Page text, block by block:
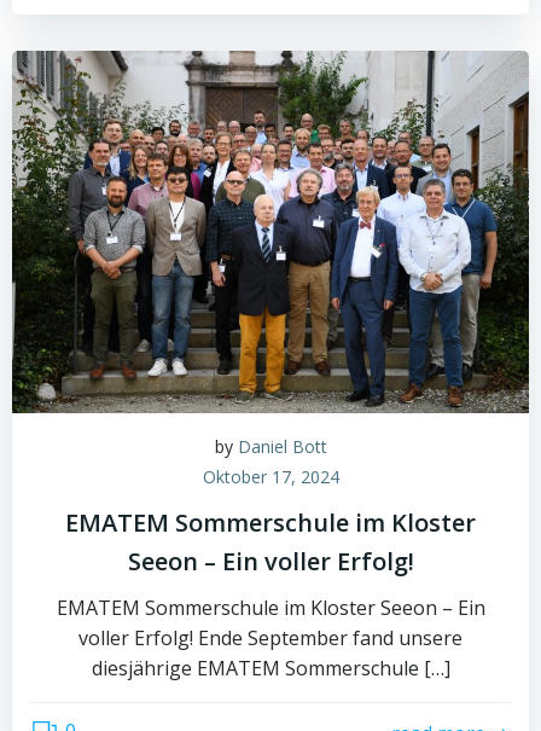
by Daniel Bott
Oktober 17, 2024
EMATEM Sommerschule im Kloster
Seeon – Ein voller Erfolg!
EMATEM Sommerschule im Kloster Seeon – Ein
voller Erfolg! Ende September fand unsere
diesjährige EMATEM Sommerschule […]